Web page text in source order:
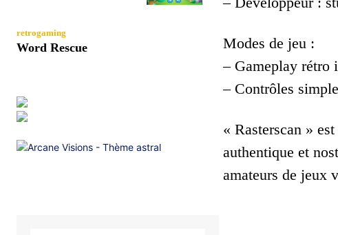
retrogaming
Word Rescue
Modes de jeu :
– Gameplay rétro
– Contrôles
« Rasterscan »
authentique et
amateurs de jeux